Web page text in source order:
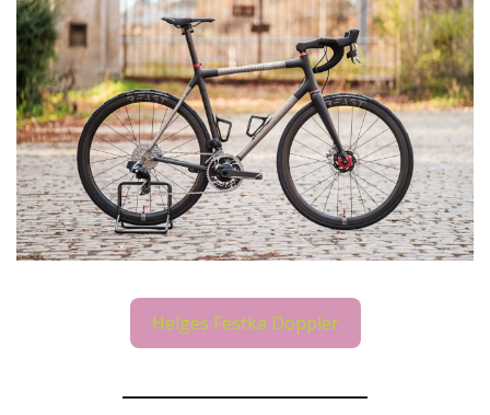
Helges Festka Doppler